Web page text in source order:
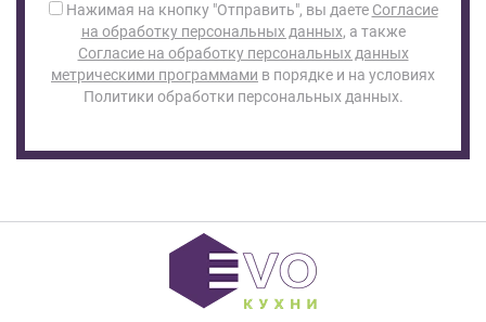
Нажимая на кнопку "Отправить", вы даете Согласие
на обработку персональных данных, а также
Согласие на обработку персональных данных
метрическими программами в порядке и на условиях
Политики обработки персональных данных.